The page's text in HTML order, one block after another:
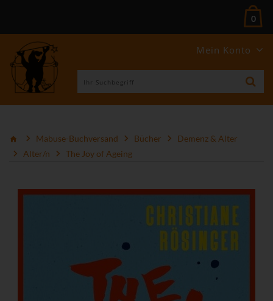
Mein Konto
0
Mabuse-Buchversand Bücher
Demenz & Alter
Alter/n
The Joy of Ageing